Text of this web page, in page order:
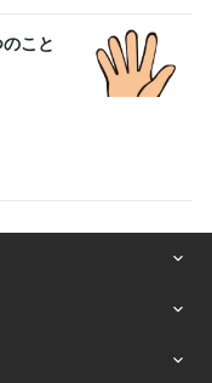
こと